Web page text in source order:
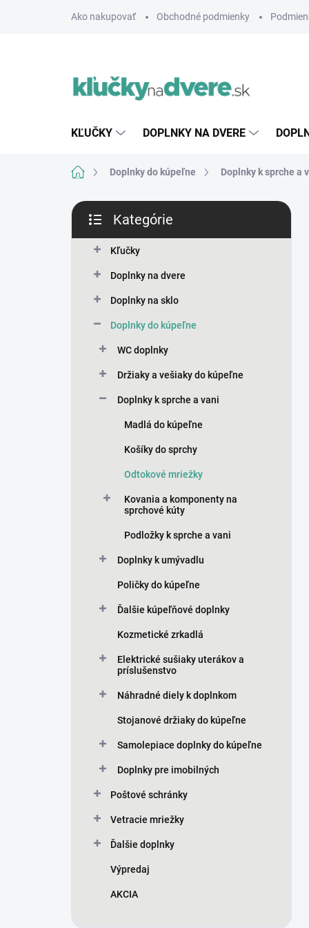
Ako nakupovať Obchodné podmienky
KĽUČKY DOPLNKY NA DVERE
DomovDoplnky do kúpeľne Doplnky k sprche a
B
č
kategórie
Kategórie
Kľučky
Doplnky na dvere
Doplnky na sklo
Doplnky do kúpeľne
WC doplnky
Držiaky a vešiaky do kúpeľne
Doplnky k sprche a vani
Madlá do kúpeľne
Košíky do sprchy
Odtokové mriežky
Kovania a komponenty na
sprchové kúty
Podložky k sprche a vani
Doplnky k umývadlu
Poličky do kúpeľne
Ďalšie kúpeľňové doplnky
Kozmetické zrkadlá
Elektrické sušiaky uterákov a
príslušenstvo
Náhradné diely k doplnkom
Stojanové držiaky do kúpeľne
Samolepiace doplnky do kúpeľne
Doplnky pre imobilných
Poštové schránky
Vetracie mriežky
Ďalšie doplnky
Výpredaj
AKCIA